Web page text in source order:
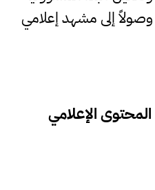
وصولاً إلى مشهد إعلامي
الإعلامي